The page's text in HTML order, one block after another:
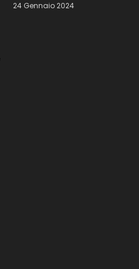
24 Gennaio 2024